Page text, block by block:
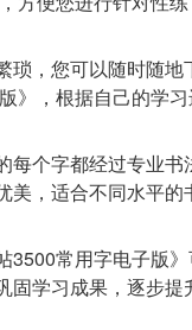
琐，您可以随时随地
》，根据自己的学
每个字都经过专业书
美，适合不同水平的
3500常用字电子版
固学习成果，逐步提